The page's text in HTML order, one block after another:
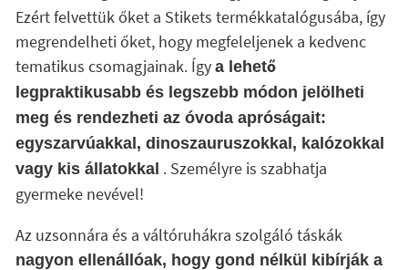
Ezért felvettük őket a Stikets termékkatalógusába, így
megrendelheti őket, hogy megfeleljenek a kedvenc
tematikus csomagjainak. Így a lehető
legpraktikusabb és legszebb módon jelölheti
meg és rendezheti az óvoda apróságait:
egyszarvúakkal, dinoszauruszokkal, kalózokkal
vagy kis állatokkal . Személyre is szabhatja
gyermeke nevével!
Az uzsonnára és a váltóruhákra szolgáló táskák
nagyon ellenállóak, hogy gond nélkül kibírják a